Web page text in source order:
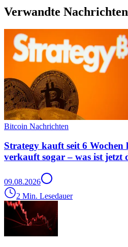
Verwandte Nachrichten
Bitcoin Nachrichten
Strategy kauft seit 6
verkauft sogar – was ist jetzt
09.08.2026
2 Min. Lesedauer